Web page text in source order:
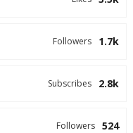
1.7k
Followers
2.8k
Subscribes
524
Followers